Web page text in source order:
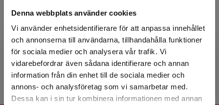
Denna webbplats använder cookies
Vi använder enhetsidentifierare för att anpassa innehållet
och annonserna till användarna, tillhandahålla funktioner
för sociala medier och analysera vår trafik. Vi
vidarebefordrar även sådana identifierare och annan
information från din enhet till de sociala medier och
annons- och analysföretag som vi samarbetar med.
Dessa kan i sin tur kombinera informationen med annan
Begränsad fraktregion
Lisen Häggblom är ped.dr och har forskat i
barns kunskapsutveckling i ­matematik. Hon har
lång erfarenhet av lärarutbildning och
lärarfortbildning,...